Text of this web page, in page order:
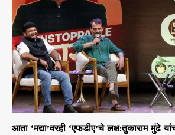
आता ‘मद्या’वरही ‘एफडीए’चे लक्ष:तुकाराम मुंढे